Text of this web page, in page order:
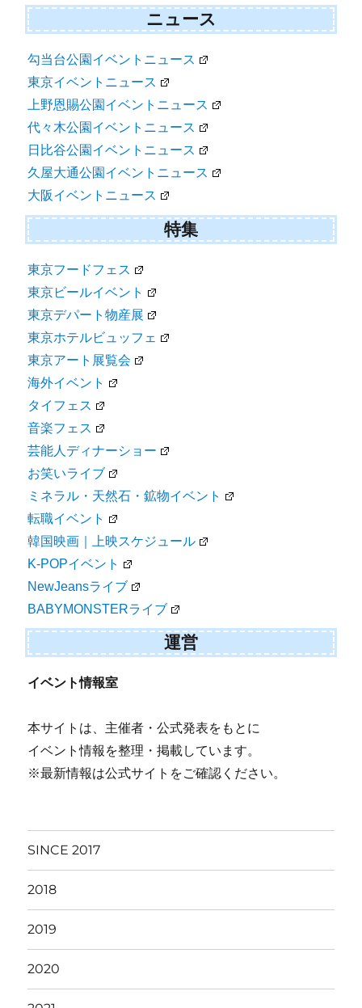
ニュース
勾当台公園イベントニュース
東京イベントニュース
上野恩賜公園イベントニュース
代々木公園イベントニュース
日比谷公園イベントニュース
久屋大通公園イベントニュース
大阪イベントニュース
特集
東京フードフェス
東京ビールイベント
東京デパート物産展
東京ホテルビュッフェ
東京アート展覧会
海外イベント
タイフェス
音楽フェス
芸能人ディナーショー
お笑いライブ
ミネラル・天然石・鉱物イベント
転職イベント
韓国映画｜上映スケジュール
K-POPイベント
NewJeansライブ
BABYMONSTERライブ
運営
イベント情報室
本サイトは、主催者・公式発表をもとに
イベント情報を整理・掲載しています。
※最新情報は公式サイトをご確認ください。
SINCE 2017
2018
2019
2020